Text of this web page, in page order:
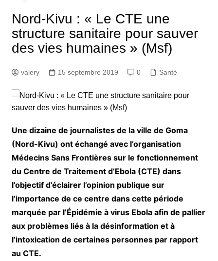
Nord-Kivu : « Le CTE une
structure sanitaire pour sauver
des vies humaines » (Msf)
valery 15 septembre 2019 0 Santé
Une dizaine de journalistes de la ville de Goma
(Nord-Kivu) ont échangé avec l’organisation
Médecins Sans Frontières sur le fonctionnement
du Centre de Traitement d’Ebola (CTE) dans
l’objectif d’éclairer l’opinion publique sur
l’importance de ce centre dans cette période
marquée par l’Épidémie à virus Ebola afin de pallier
aux problèmes liés à la désinformation et à
l’intoxication de certaines personnes par rapport
au CTE.